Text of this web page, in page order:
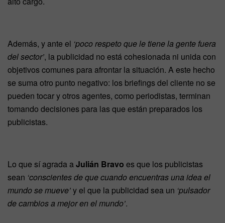
Además, y ante el ‘poco respeto que le tiene la gente fuera
del sector’, la publicidad no está cohesionada ni unida con
objetivos comunes para afrontar la situación. A este hecho
se suma otro punto negativo: los briefings del cliente no se
pueden tocar y otros agentes, como periodistas, terminan
tomando decisiones para las que están preparados los
publicistas.
Lo que sí agrada aJulián Bravo es que los publicistas
sean ‘conscientes de que cuando encuentras una idea el
mundo se mueve’y el que la publicidad sea un ‘pulsador
de cambios a mejor en el mundo’.